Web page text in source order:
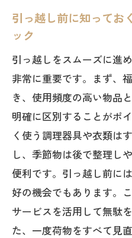
引っ越し前に知ってお
ック
引っ越しをスムーズに進
非常に重要です。まず、
き、使用頻度の高い物品
明確に区別することがポ
く使う調理器具や衣類は
し、季節物は後で整理し
便利です。引っ越し前に
好の機会でもあります。
サービスを活用して無駄
た、一度荷物をすべて見